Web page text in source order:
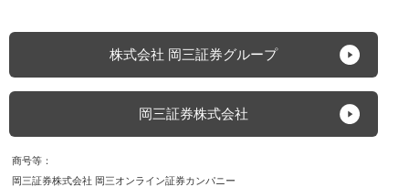
株式会社 岡三証券グループ
岡三証券株式会社
商号等
岡三証券株式会社 岡三オンライン証券カンパニー